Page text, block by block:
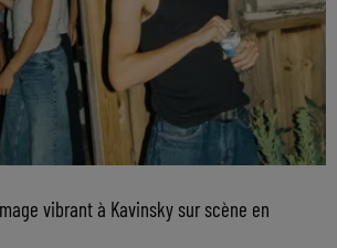
vibrant à Kavinsky sur scène en